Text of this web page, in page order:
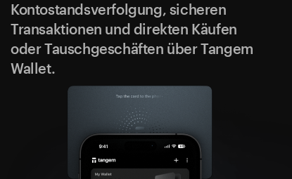
Kontostandsverfolgung, sicheren
Transaktionen und direkten Käufen
oder Tauschgeschäften über Tangem
Wallet.